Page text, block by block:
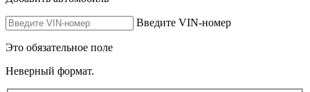
Введите VIN-номер
Это обязательное поле
Неверный формат.